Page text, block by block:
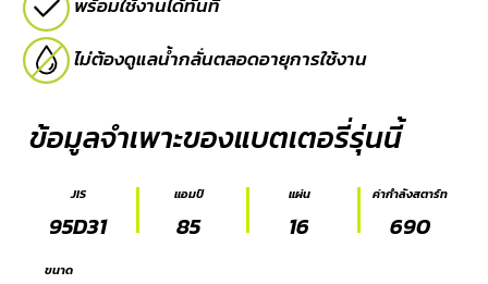
BUSINESS
พร้อมใช้งานได้ทันที
ไม่ต้องดูแลน้ำกลั่นตลอดอายุการใช้งาน
ข้อมูลจำเพาะของแบตเตอรี่รุ่นนี้
JIS
95D31
แอมป์
85
แผ่น
16
ค่ากำลังสตาร์ท
690
ขนาด